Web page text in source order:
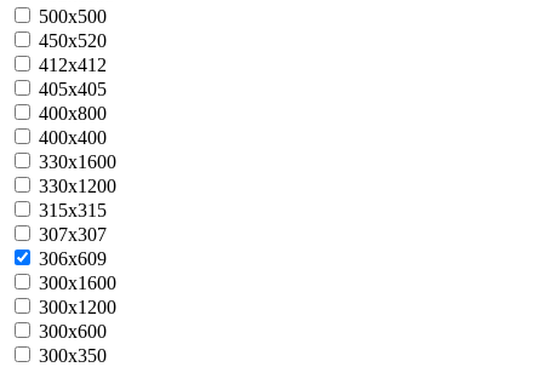
500x500
450x520
412x412
405x405
400х800
400x400
330x1600
330x1200
315x315
307x307
306x609
300x1600
300x1200
300x600
300x350